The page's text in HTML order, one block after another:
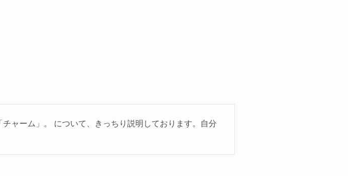
ャーム」。 について、きっちり説明しております。自分